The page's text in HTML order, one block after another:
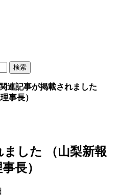
関連記事が掲載されました
事長）
した （山梨新報
長）